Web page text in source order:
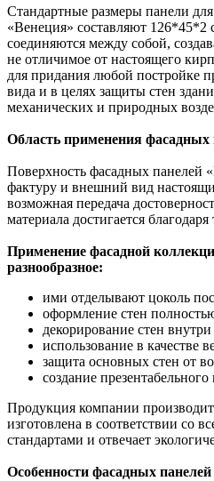
Стандартные размеры панели
«Венеция» составляют 126*45*2
соединяются между собой,
не отличимое от настоящего
для придания любой постройке
вида и в целях защиты стен
механических и природных
Область применения фасадных
Поверхность фасадных панелей
фактуру и внешний вид
возможная передача
материала достигается
Применение фасадной
разнообразное:
ими отделывают цоколь
оформление стен
декорирование стен
использование в качестве
защита основных стен от
создание
Продукция компании
изготовлена в соответствии со
стандартами и отвечает
Особенности фасадных